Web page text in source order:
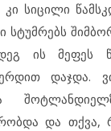
სიცილი
ის მეფეს
დაჯდა.
და